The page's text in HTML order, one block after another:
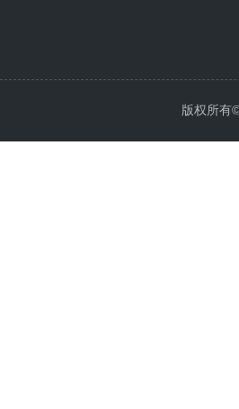
版权所有